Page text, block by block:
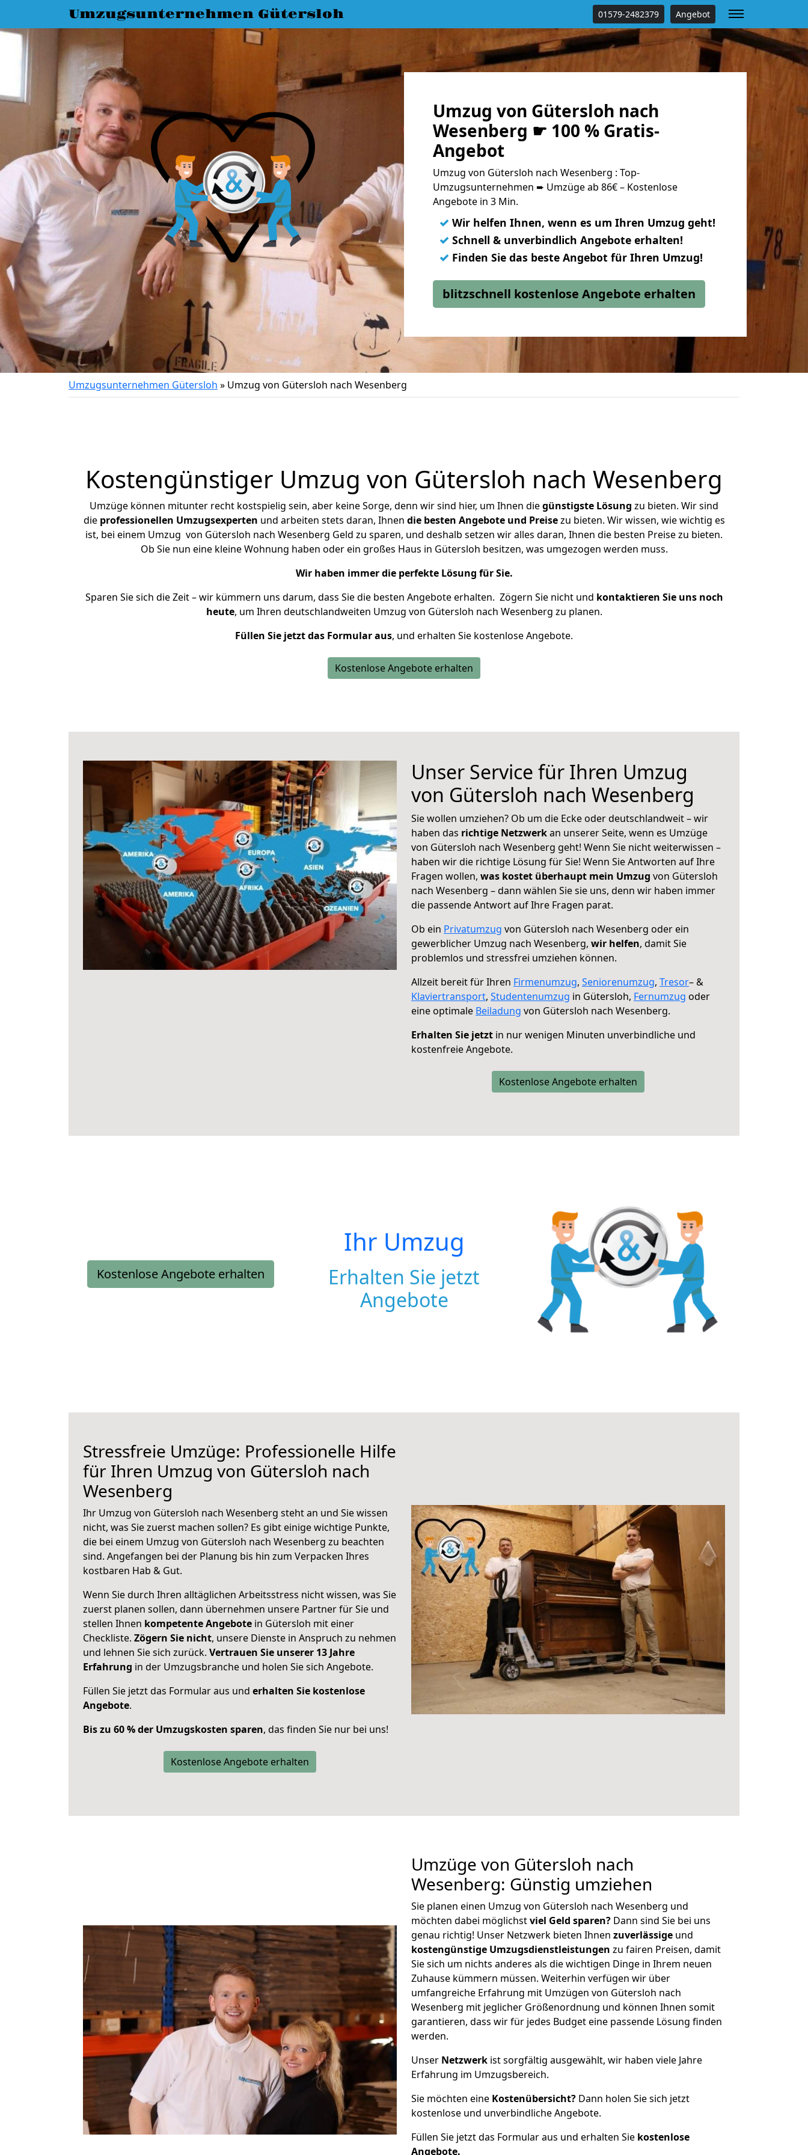
Umzugsunternehmen Gütersloh 01579-2482379 Angebot
Umzug von Gütersloh nach
Wesenberg ☛ 100 % Gratis-
Angebot
Umzug von Gütersloh nach Wesenberg : Top-
Umzugsunternehmen ➨ Umzüge ab 86€ – Kostenlose
Angebote in 3 Min.
✓ Wir helfen Ihnen, wenn es um Ihren Umzug geht!
✓ Schnell & unverbindlich Angebote erhalten!
✓ Finden Sie das beste Angebot für Ihren Umzug!
blitzschnell kostenlose Angebote erhalten
Umzugsunternehmen Gütersloh » Umzug von Gütersloh nach Wesenberg
Kostengünstiger Umzug von Gütersloh nach Wesenberg
Umzüge können mitunter recht kostspielig sein, aber keine Sorge, denn wir sind hier, um Ihnen diegünstigste Lösung zu bieten. Wir sind
die professionellen Umzugsexperten und arbeiten stets daran, Ihnen die besten Angebote und Preisezu bieten. Wir wissen, wie wichtig es
ist, bei einem Umzug von Gütersloh nach Wesenberg Geld zu sparen, und deshalb setzen wir alles daran, Ihnen die besten Preise zu bieten.
Ob Sie nun eine kleine Wohnung haben oder ein großes Haus in Gütersloh besitzen, was umgezogen werden muss.
Wir haben immer die perfekte Lösung für Sie.
Sparen Sie sich die Zeit – wir kümmern uns darum, dass Sie die besten Angebote erhalten. Zögern Sie nicht und kontaktieren Sie uns noch
heute, um Ihren deutschlandweiten Umzug von Gütersloh nach Wesenberg zu planen.
Füllen Sie jetzt das Formular aus, und erhalten Sie kostenlose Angebote.
Kostenlose Angebote erhalten
Unser Service für Ihren Umzug
von Gütersloh nach Wesenberg
Sie wollen umziehen? Ob um die Ecke oder deutschlandweit – wir
haben das richtige Netzwerkan unserer Seite, wenn es Umzüge
von Gütersloh nach Wesenberg geht! Wenn Sie nicht weiterwissen –
haben wir die richtige Lösung für Sie! Wenn Sie Antworten auf Ihre
Fragen wollen, was kostet überhaupt mein Umzug von Gütersloh
nach Wesenberg – dann wählen Sie sie uns, denn wir haben immer
die passende Antwort auf Ihre Fragen parat.
Ob ein Privatumzug von Gütersloh nach Wesenberg oder ein
gewerblicher Umzug nach Wesenberg, wir helfen, damit Sie
problemlos und stressfrei umziehen können.
Allzeit bereit für Ihren Firmenumzug, Seniorenumzug, Tresor– &
Klaviertransport, Studentenumzug in Gütersloh, Fernumzug oder
eine optimale Beiladung von Gütersloh nach Wesenberg.
Erhalten Sie jetzt in nur wenigen Minuten unverbindliche und
kostenfreie Angebote.
Kostenlose Angebote erhalten
Kostenlose Angebote erhalten
Ihr Umzug
Erhalten Sie jetzt
Angebote
Stressfreie Umzüge: Professionelle Hilfe
für Ihren Umzug von Gütersloh nach
Wesenberg
Ihr Umzug von Gütersloh nach Wesenberg steht an und Sie wissen
nicht, was Sie zuerst machen sollen? Es gibt einige wichtige Punkte,
die bei einem Umzug von Gütersloh nach Wesenberg zu beachten
sind. Angefangen bei der Planung bis hin zum Verpacken Ihres
kostbaren Hab & Gut.
Wenn Sie durch Ihren alltäglichen Arbeitsstress nicht wissen, was Sie
zuerst planen sollen, dann übernehmen unsere Partner für Sie und
stellen Ihnen kompetente Angebote in Gütersloh mit einer
Checkliste. Zögern Sie nicht, unsere Dienste in Anspruch zu nehmen
und lehnen Sie sich zurück. Vertrauen Sie unserer 13 Jahre
Erfahrung in der Umzugsbranche und holen Sie sich Angebote.
Füllen Sie jetzt das Formular aus und erhalten Sie kostenlose
Angebote.
Bis zu 60 % der Umzugskosten sparen, das finden Sie nur bei uns!
Kostenlose Angebote erhalten
Umzüge von Gütersloh nach
Wesenberg: Günstig umziehen
Sie planen einen Umzug von Gütersloh nach Wesenberg und
möchten dabei möglichstviel Geld sparen? Dann sind Sie bei uns
genau richtig! Unser Netzwerk bieten Ihnen zuverlässige und
kostengünstige Umzugsdienstleistungen zu fairen Preisen, damit
Sie sich um nichts anderes als die wichtigen Dinge in Ihrem neuen
Zuhause kümmern müssen. Weiterhin verfügen wir über
umfangreiche Erfahrung mit Umzügen von Gütersloh nach
Wesenberg mit jeglicher Größenordnung und können Ihnen somit
garantieren, dass wir für jedes Budget eine passende Lösung finden
werden.
Unser Netzwerk ist sorgfältig ausgewählt, wir haben viele Jahre
Erfahrung im Umzugsbereich.
Sie möchten eine Kostenübersicht? Dann holen Sie sich jetzt
kostenlose und unverbindliche Angebote.
Füllen Sie jetzt das Formular aus und erhalten Sie kostenlose
Angebote.